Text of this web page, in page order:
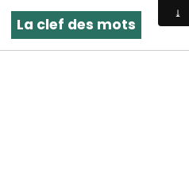
La clef des mots